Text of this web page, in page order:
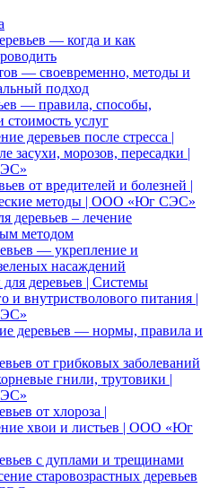
— когда и как
— своевременно, методы и
подход
— правила, способы,
стоимость услуг
деревьев после стресса |
засухи, морозов, пересадки |
от вредителей и болезней |
методы | ООО «Юг СЭС»
деревьев – лечение
методом
— укрепление и
насаждений
деревьев | Системы
и внутристволового питания |
деревьев — нормы, правила и
от грибковых заболеваний
гнили, трутовики |
от хлороза |
хвои и листьев | ООО «Юг
с дуплами и трещинами
старовозрастных деревьев